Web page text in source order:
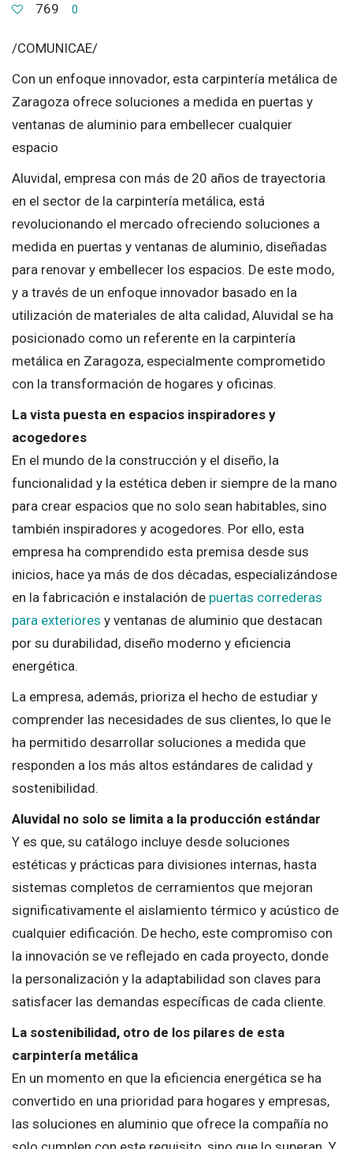
769 0
/COMUNICAE/
Con un enfoque innovador, esta carpintería metálica de
Zaragoza ofrece soluciones a medida en puertas y
ventanas de aluminio para embellecer cualquier
espacio
Aluvidal, empresa con más de 20 años de trayectoria
en el sector de la carpintería metálica, está
revolucionando el mercado ofreciendo soluciones a
medida en puertas y ventanas de aluminio, diseñadas
para renovar y embellecer los espacios. De este modo,
y a través de un enfoque innovador basado en la
utilización de materiales de alta calidad, Aluvidal se ha
posicionado como un referente en la carpintería
metálica en Zaragoza, especialmente comprometido
con la transformación de hogares y oficinas.
La vista puesta en espacios inspiradores y
acogedores
En el mundo de la construcción y el diseño, la
funcionalidad y la estética deben ir siempre de la mano
para crear espacios que no solo sean habitables, sino
también inspiradores y acogedores. Por ello, esta
empresa ha comprendido esta premisa desde sus
inicios, hace ya más de dos décadas, especializándose
en la fabricación e instalación de puertas correderas
para exteriores y ventanas de aluminio que destacan
por su durabilidad, diseño moderno y eficiencia
energética.
La empresa, además, prioriza el hecho de estudiar y
comprender las necesidades de sus clientes, lo que le
ha permitido desarrollar soluciones a medida que
responden a los más altos estándares de calidad y
sostenibilidad.
Aluvidal no solo se limita a la producción estándar
Y es que, su catálogo incluye desde soluciones
estéticas y prácticas para divisiones internas, hasta
sistemas completos de cerramientos que mejoran
significativamente el aislamiento térmico y acústico de
cualquier edificación. De hecho, este compromiso con
la innovación se ve reflejado en cada proyecto, donde
la personalización y la adaptabilidad son claves para
satisfacer las demandas específicas de cada cliente.
La sostenibilidad, otro de los pilares de esta
carpintería metálica
En un momento en que la eficiencia energética se ha
convertido en una prioridad para hogares y empresas,
las soluciones en aluminio que ofrece la compañía no